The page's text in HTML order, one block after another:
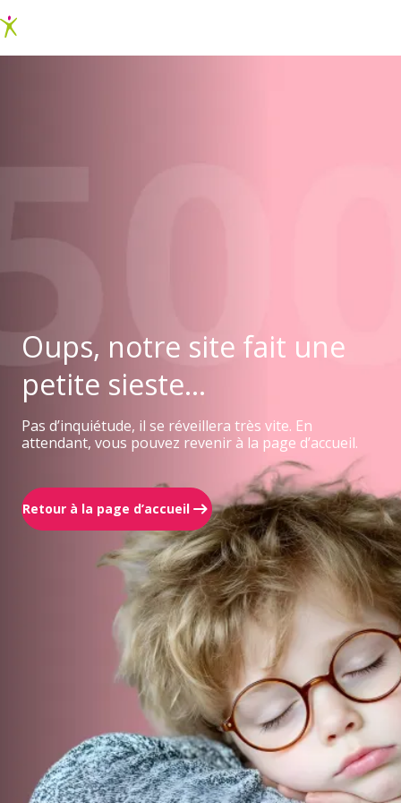
Oups, notre site fait une
petite sieste...
Pas d’inquiétude, il se réveillera très vite. En
attendant, vous pouvez revenir à la page d’accueil.
Retour à la page d’accueil